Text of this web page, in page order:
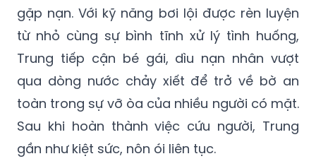
gặp nạn. Với kỹ năng bơi lội được rèn luyện
từ nhỏ cùng sự bình tĩnh xử lý tình huống,
Trung tiếp cận bé gái, dìu nạn nhân vượt
qua dòng nước chảy xiết để trở về bờ an
toàn trong sự vỡ òa của nhiều người có mặt.
Sau khi hoàn thành việc cứu người, Trung
gần như kiệt sức, nôn ói liên tục.